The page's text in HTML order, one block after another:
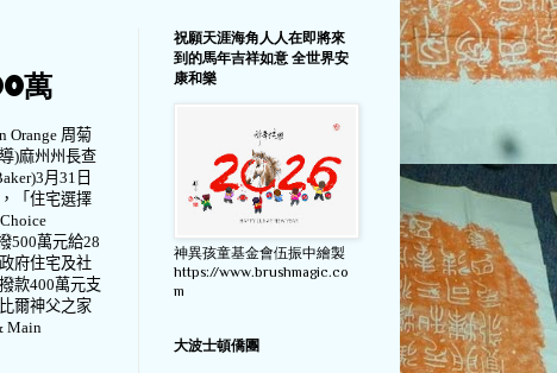
萬
Orange 周菊
)麻州州長查
月31 日
「住宅選擇
500萬元給28
府住宅及社
款400萬元支
爾神父之家
Main
祝願天涯海角人人在即將來
到的馬年吉祥如意 全世界安
康和樂
神異孩童基金會伍振中繪製
https://www.brushmagic.co
m
大波士頓僑團